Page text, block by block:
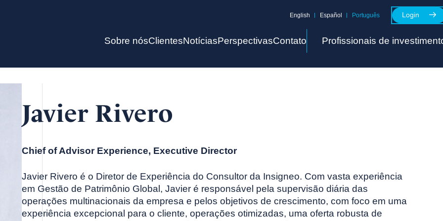
English Español Português Login
Sobre nósClientesNotíciasPerspectivasContato Profissionais de
Javier Rivero
Chief of Advisor Experience, Executive Director
Javier Rivero é o Diretor de Experiência do Consultor da Insigneo. Com vasta experiência
em Gestão de Patrimônio Global, Javier é responsável pela supervisão diária das
operações multinacionais da empresa e pelos objetivos de crescimento, com foco em uma
experiência excepcional para o cliente, operações otimizadas, uma oferta robusta de